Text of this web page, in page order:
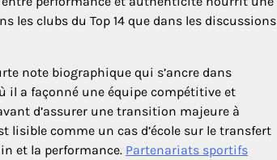
les clubs du Top 14 que dans les discussions
note biographique qui s’ancre dans
il a façonné une équipe compétitive et
d’assurer une transition majeure à
lisible comme un cas d’école sur le transfert
et la performance. Partenariats sportifs